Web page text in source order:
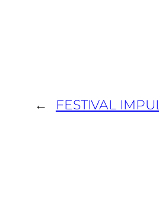
← FESTIVAL